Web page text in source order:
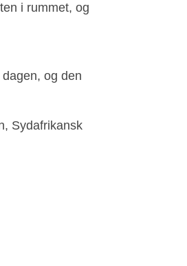
i rummet, og
og den
Sydafrikansk